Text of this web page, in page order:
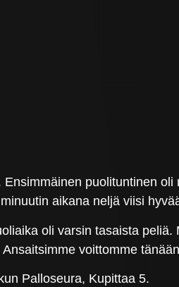
puolituntinen
aikana neljä viisi
oli varsin tasaista
voittomme
Palloseura, Kupittaa 5.